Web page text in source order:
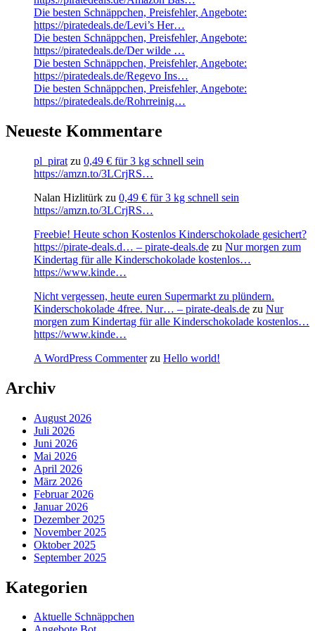
Die besten Schnäppchen, Preisfehler, Angebote:
https://piratedeals.de/Levi’s Her…
Die besten Schnäppchen, Preisfehler, Angebote:
https://piratedeals.de/Der wilde …
Die besten Schnäppchen, Preisfehler, Angebote:
https://piratedeals.de/Regevo Ins…
Die besten Schnäppchen, Preisfehler, Angebote:
https://piratedeals.de/Rohrreinig…
Neueste Kommentare
pl_pirat zu 0,49 € für 3 kg schnell sein
https://amzn.to/3LCrjRS…
Nalan Hizlitürk zu 0,49 € für 3 kg schnell sein
https://amzn.to/3LCrjRS…
Freebie! Heute schon Kostenlos Kinderschokolade gesichert?
https://pirate-deals.d… – pirate-deals.de zu Nur morgen zum
Kindertag für alle Kinderschokolade kostenlos…
https://www.kinde…
Nicht vergessen, heute euren Supermarkt zu plündern.
Kinderschokolade 4free. Nur… – pirate-deals.de zu Nur
morgen zum Kindertag für alle Kinderschokolade kostenlos…
https://www.kinde…
A WordPress Commenterzu Hello world!
Archiv
August 2026
Juli 2026
Juni 2026
Mai 2026
April 2026
März 2026
Februar 2026
Januar 2026
Dezember 2025
November 2025
Oktober 2025
September 2025
Kategorien
Aktuelle Schnäppchen